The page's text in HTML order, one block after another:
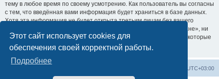
Этот сайт использует cookies для
обеспечения своей корректной работы.
Подробнее
тему в любое время по своему усмотрению. Как пользователь вы согласны
с тем, что введённая вами информация будет храниться в базе данных.
Хотя эта информация не будет открыта третьим лицам без вашего
разрешения, ни администрация конференции «Форум на Флагмане», ни
phpBB Limited не может быть ответственна за действия хакеров, которые
могут привести к несанкционированному доступу к ней.
UTC+03:00